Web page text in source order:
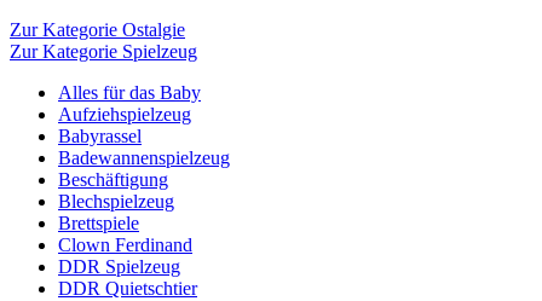
Zur Kategorie Ostalgie
Zur Kategorie Spielzeug
Alles für das Baby
Aufziehspielzeug
Babyrassel
Badewannenspielzeug
Beschäftigung
Blechspielzeug
Brettspiele
Clown Ferdinand
DDR Spielzeug
DDR Quietschtier